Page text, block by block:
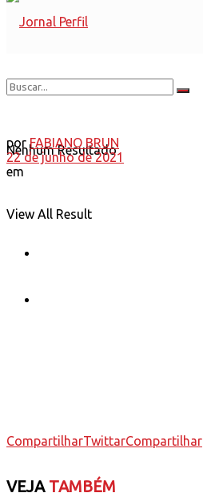
Nenhum Resultado
View All Result
por FABIANO BRUN
22 de junho de 2021
em
CompartilharTwittarCompartilhar
VEJATAMBÉM